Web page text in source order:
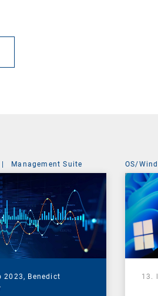
| Management Suite
2023, Benedict
OS/
13.